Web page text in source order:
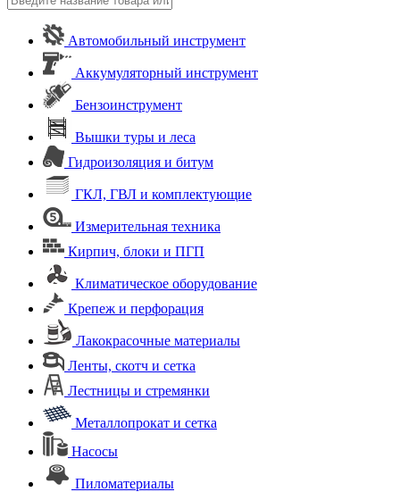
Автомобильный инструмент
Аккумуляторный инструмент
Бензоинструмент
Вышки туры и леса
Гидроизоляция и битум
ГКЛ, ГВЛ и комплектующие
Измерительная техника
Кирпич, блоки и ПГП
Климатическое оборудование
Крепеж и перфорация
Лакокрасочные материалы
Ленты, скотч и сетка
Лестницы и стремянки
Металлопрокат и сетка
Насосы
Пиломатериалы